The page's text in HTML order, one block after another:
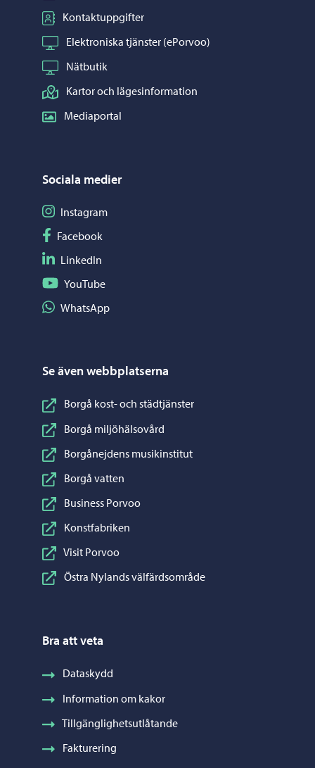
Kontaktuppgifter
Elektroniska tjänster (ePorvoo)
Nätbutik
Kartor och lägesinformation
Mediaportal
Sociala medier
Följ på Instagram
Instagram
Följ på Facebook
Facebook
Följ på LinkedIn
LinkedIn
Följ på YouTube
YouTube
Dela på WhatsApp
WhatsApp
Se även webbplatserna
Borgå kost- och städtjänster
Borgå miljöhälsovård
Borgånejdens musikinstitut
Borgå vatten
Business Porvoo
Konstfabriken
Visit Porvoo
Östra Nylands välfärdsområde
Bra att veta
Dataskydd
Information om kakor
Tillgänglighetsutlåtande
Fakturering